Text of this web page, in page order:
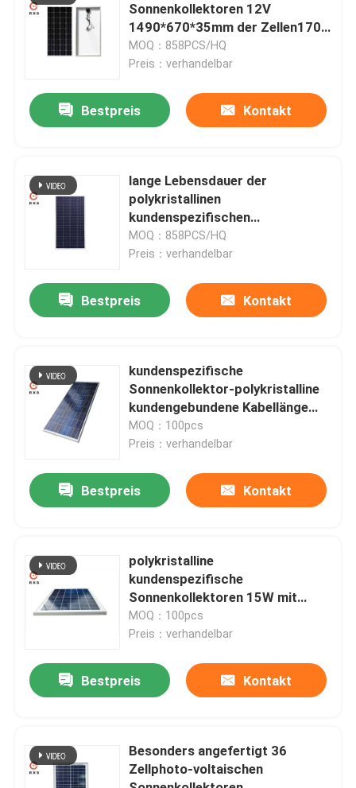
Produkte
Über uns
Fabrik-Ausflug
Treten Sie mit uns in Verbindung
Fordern Sie ein Zitat
Solar-PV-Modul
BIPV-Sonnenkollektoren
Sonnenkollektoren 12V
1490*670*35mm der Zellen170w
36 für Solarstraßenlaterne
MOQ：858PCS/HQ
Preis：verhandelbar
Bestpreis Kontakt
lange Lebensdauer der
polykristallinen
kundenspezifischen
Sonnenkollektor-125W für
Solargarten-Licht
MOQ：858PCS/HQ
Preis：verhandelbar
Bestpreis Kontakt
kundenspezifische
Sonnenkollektor-polykristalline
kundengebundene Kabellänge
der Zellen160w 36
MOQ：100pcs
Preis：verhandelbar
Bestpreis Kontakt
polykristalline
kundenspezifische
Sonnenkollektoren 15W mit
3.2mm niedriges Eisen-
ausgeglichenem Glas
MOQ：100pcs
Preis：verhandelbar
Bestpreis Kontakt
Besonders angefertigt 36
Zellphoto-voltaischen